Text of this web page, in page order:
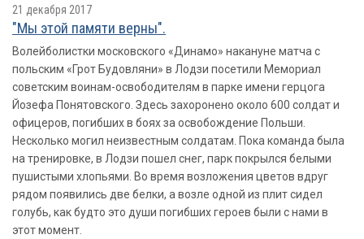
21 декабря 2017
"Мы этой памяти верны".
Волейболистки московского «Динамо» накануне матча с
польским «Грот Будовляни» в Лодзи посетили Мемориал
советским воинам-освободителям в парке имени герцога
Йозефа Понятовского. Здесь захоронено около 600 солдат и
офицеров, погибших в боях за освобождение Польши.
Несколько могил неизвестным солдатам. Пока команда была
на тренировке, в Лодзи пошел снег, парк покрылся белыми
пушистыми хлопьями. Во время возложения цветов вдруг
рядом появились две белки, а возле одной из плит сидел
голубь, как будто это души погибших героев были с нами в
этот момент.